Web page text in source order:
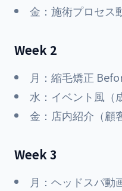
金：施術プロセス
Week 2
月：縮毛矯正
水：イベント風（
金：店内紹介（顧
Week 3
月：ヘッドスパ動